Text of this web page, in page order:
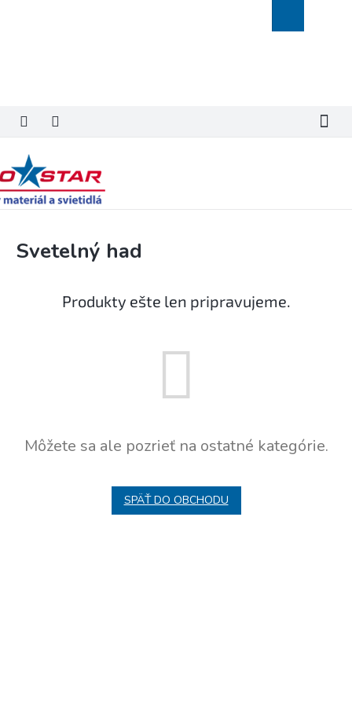
košík
Svetelný had
Produkty ešte len pripravujeme.
Môžete sa ale pozrieť na ostatné kategórie.
SPÄŤ DO OBCHODU